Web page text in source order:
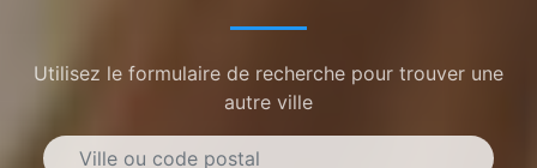
Utilisez le formulaire de recherche pour trouver une
autre ville